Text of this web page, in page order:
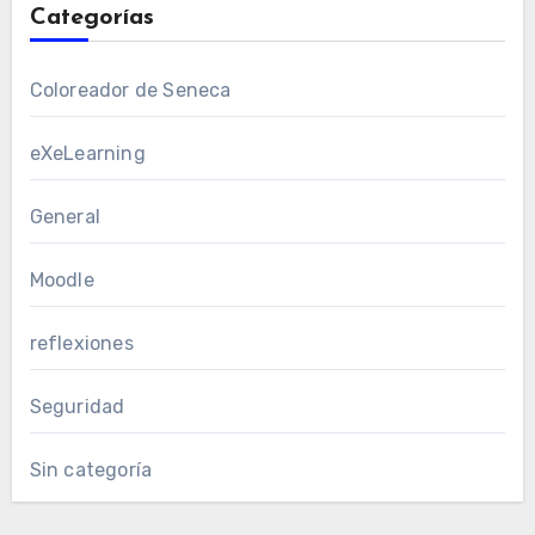
Categorías
Coloreador de Seneca
eXeLearning
General
Moodle
reflexiones
Seguridad
Sin categoría